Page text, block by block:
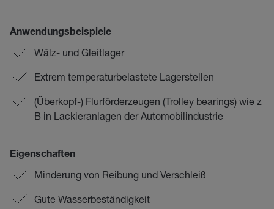
Anwendungsbeispiele
Wälz- und Gleitlager
Extrem temperaturbelastete Lagerstellen
(Überkopf-) Flurförderzeugen (Trolley bearings) wie z
B in Lackieranlagen der Automobilindustrie
Eigenschaften
Minderung von Reibung und Verschleiß
Gute Wasserbeständigkeit